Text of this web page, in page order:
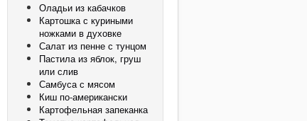
Оладьи из кабачков
Картошка с куриными
ножками в духовке
Салат из пенне с тунцом
Пастила из яблок, груш
или слив
Самбуса с мясом
Киш по-американски
Картофельная запеканка